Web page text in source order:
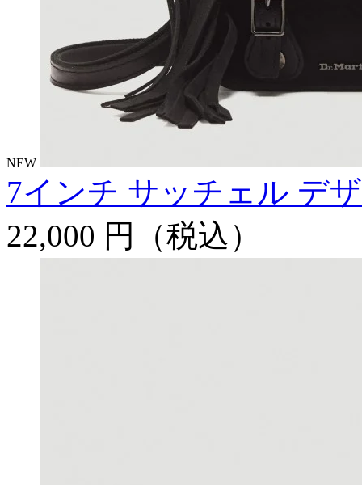
NEW
7インチ サッチェル デ
22,000 円
（税込）